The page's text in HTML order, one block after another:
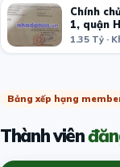
Chính
1, quận
Bảng xếp hạng
Thành viên